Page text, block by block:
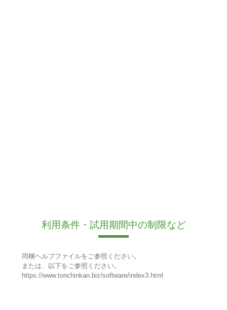
利用条件・試用期間中の制限など
同梱ヘルプファイルをご参照ください。
または、以下をご参照ください。
https://www.tonchinkan.biz/software/index3.html